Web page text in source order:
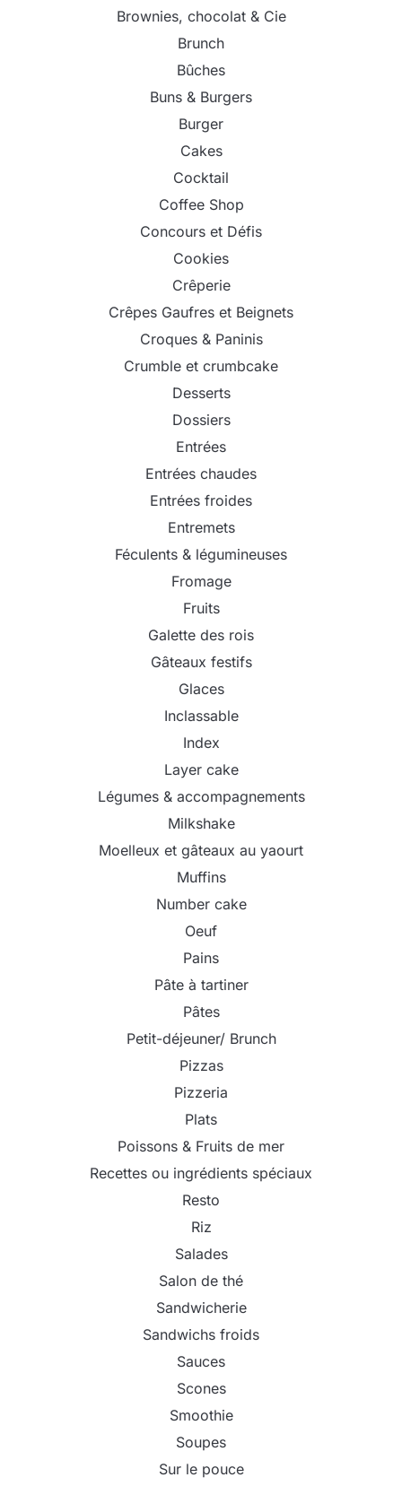
Brownies, chocolat & Cie
Brunch
Bûches
Buns & Burgers
Burger
Cakes
Cocktail
Coffee Shop
Concours et Défis
Cookies
Crêperie
Crêpes Gaufres et Beignets
Croques & Paninis
Crumble et crumbcake
Desserts
Dossiers
Entrées
Entrées chaudes
Entrées froides
Entremets
Féculents & légumineuses
Fromage
Fruits
Galette des rois
Gâteaux festifs
Glaces
Inclassable
Index
Layer cake
Légumes & accompagnements
Milkshake
Moelleux et gâteaux au yaourt
Muffins
Number cake
Oeuf
Pains
Pâte à tartiner
Pâtes
Petit-déjeuner/ Brunch
Pizzas
Pizzeria
Plats
Poissons & Fruits de mer
Recettes ou ingrédients spéciaux
Resto
Riz
Salades
Salon de thé
Sandwicherie
Sandwichs froids
Sauces
Scones
Smoothie
Soupes
Sur le pouce